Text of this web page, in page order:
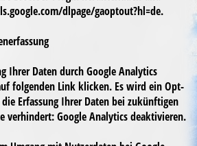
dlpage/gaoptout?hl=de.
Ihrer Daten durch Google Analytics
folgenden Link klicken. Es wird ein Opt-
Erfassung Ihrer Daten bei zukünftigen
verhindert: Google Analytics deaktivieren.